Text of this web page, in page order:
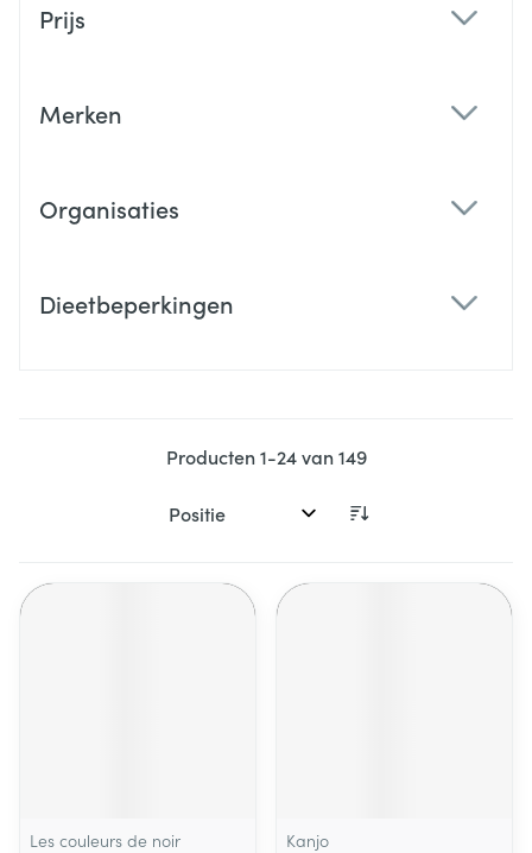
Prijs
Merken
Organisaties
Dieetbeperkingen
Producten1-24van149
Sorteer op:
Les couleurs de noir
Kanjo